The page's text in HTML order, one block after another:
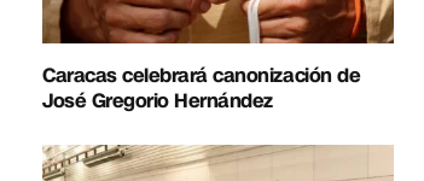
Caracas celebrará canonización de
José Gregorio Hernández